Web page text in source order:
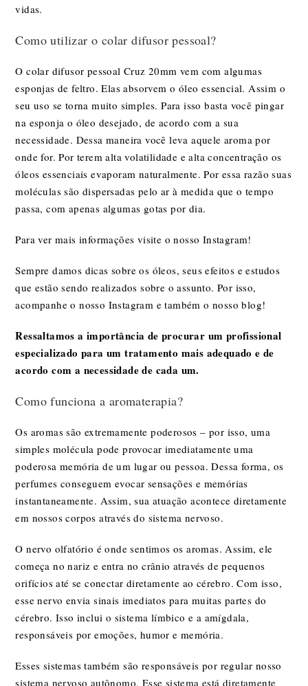
vidas.
Como utilizar o colar difusor pessoal?
O colar difusor pessoal Cruz 20mm vem com algumas
esponjas de feltro. Elas absorvem o óleo essencial. Assim o
seu uso se torna muito simples. Para isso basta você pingar
na esponja o óleo desejado, de acordo com a sua
necessidade. Dessa maneira você leva aquele aroma por
onde for. Por terem alta volatilidade e alta concentração os
óleos essenciais evaporam naturalmente. Por essa razão suas
moléculas são dispersadas pelo ar à medida que o tempo
passa, com apenas algumas gotas por dia.
Para ver mais informações visite o nosso Instagram!
Sempre damos dicas sobre os óleos, seus efeitos e estudos
que estão sendo realizados sobre o assunto. Por isso,
acompanhe o nosso Instagram e também o nosso blog!
Ressaltamos a importância de procurar um profissional
especializado para um tratamento mais adequado e de
acordo com a necessidade de cada um.
Como funciona a aromaterapia?
Os aromas são extremamente poderosos – por isso, uma
simples molécula pode provocar imediatamente uma
poderosa memória de um lugar ou pessoa. Dessa forma, os
perfumes conseguem evocar sensações e memórias
instantaneamente. Assim, sua atuação acontece diretamente
em nossos corpos através do sistema nervoso.
O nervo olfatório é onde sentimos os aromas. Assim, ele
começa no nariz e entra no crânio através de pequenos
orifícios até se conectar diretamente ao cérebro. Com isso,
esse nervo envia sinais imediatos para muitas partes do
cérebro. Isso inclui o sistema límbico e a amígdala,
responsáveis ​​por emoções, humor e memória.
Esses sistemas também são responsáveis ​​por regular nosso
sistema nervoso autônomo. Esse sistema está diretamente